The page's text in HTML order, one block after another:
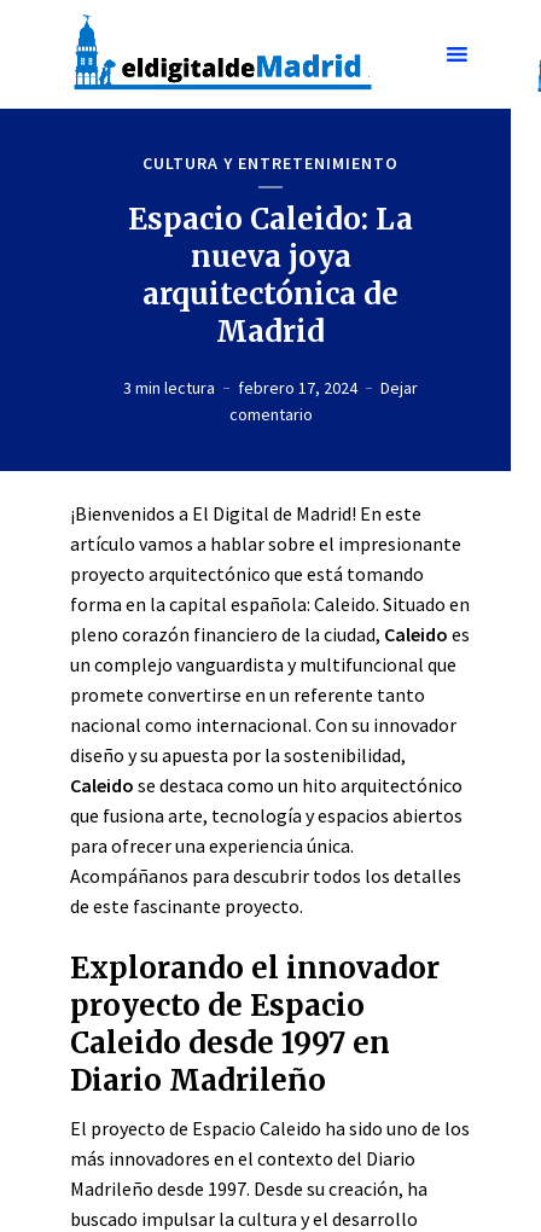
CULTURA Y ENTRETENIMIENTO
Espacio Caleido: La
nueva joya
arquitectónica de
Madrid
3 min lectura febrero 17, 2024
Dejar
comentario
¡Bienvenidos a El Digital de Madrid! En este
artículo vamos a hablar sobre el impresionante
proyecto arquitectónico que está tomando
forma en la capital española: Caleido. Situado en
pleno corazón financiero de la ciudad, Caleido es
un complejo vanguardista y multifuncional que
promete convertirse en un referente tanto
nacional como internacional. Con su innovador
diseño y su apuesta por la sostenibilidad,
Caleido se destaca como un hito arquitectónico
que fusiona arte, tecnología y espacios abiertos
para ofrecer una experiencia única.
Acompáñanos para descubrir todos los detalles
de este fascinante proyecto.
Explorando el innovador
proyecto de Espacio
Caleido desde 1997 en
Diario Madrileño
El proyecto de Espacio Caleido ha sido uno de los
más innovadores en el contexto del Diario
Madrileño desde 1997. Desde su creación, ha
buscado impulsar la cultura y el desarrollo